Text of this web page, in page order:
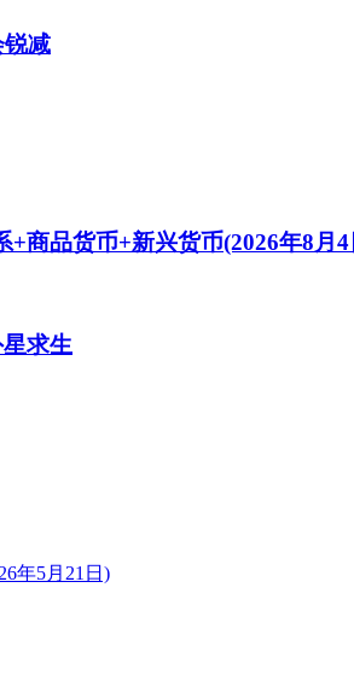
锐减
商品货币+新兴货币(2026年8月4
求生
年5月21日)